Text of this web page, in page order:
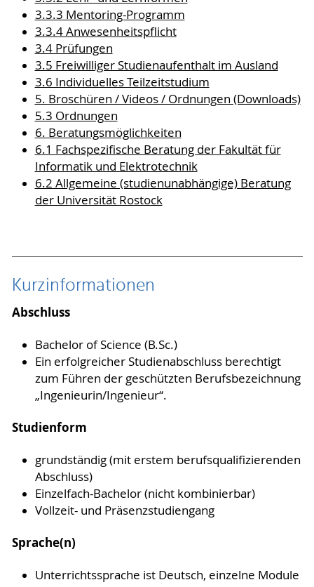
3.3.3 Mentoring-Programm
3.3.4 Anwesenheitspflicht
3.4 Prüfungen
3.5 Freiwilliger Studienaufenthalt im Ausland
3.6 Individuelles Teilzeitstudium
5. Broschüren / Videos / Ordnungen (Downloads)
5.3 Ordnungen
6. Beratungsmöglichkeiten
6.1 Fachspezifische Beratung der Fakultät für
Informatik und Elektrotechnik
6.2 Allgemeine (studienunabhängige) Beratung
der Universität Rostock
Kurzinformationen
Abschluss
Bachelor of Science (B.Sc.)
Ein erfolgreicher Studienabschluss berechtigt
zum Führen der geschützten Berufsbezeichnung
„Ingenieurin/Ingenieur“.
Studienform
grundständig (mit erstem berufsqualifizierenden
Abschluss)
Einzelfach-Bachelor (nicht kombinierbar)
Vollzeit- und Präsenzstudiengang
Sprache(n)
Unterrichtssprache ist Deutsch, einzelne Module